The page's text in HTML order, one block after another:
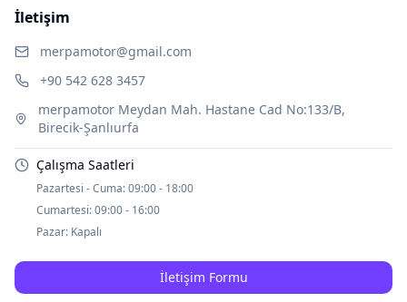
İletişim
merpamotor@gmail.com
+90 542 628 3457
merpamotor Meydan Mah. Hastane Cad No:133/B,
Birecik-Şanlıurfa
Çalışma Saatleri
Pazartesi - Cuma:09:00 - 18:00
Cumartesi:09:00 - 16:00
Pazar: Kapalı
İletişim Formu